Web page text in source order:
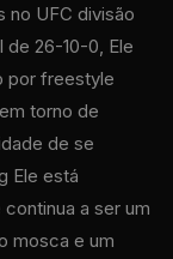
no UFC divisão
26-10-0, Ele
por freestyle
torno de
de se
Ele está
a ser um
mosca e um